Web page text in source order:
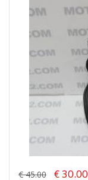
€ 45.00 € 30.00